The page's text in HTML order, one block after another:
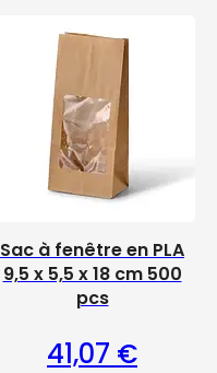
Sac à fenêtre en PLA
9,5 x 5,5 x 18 cm 500
pcs
41,07 €